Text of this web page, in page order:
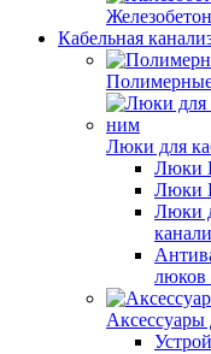
Кабельная
Полимерные
Люки для
Люки
Люки
Люки
Аксессуары